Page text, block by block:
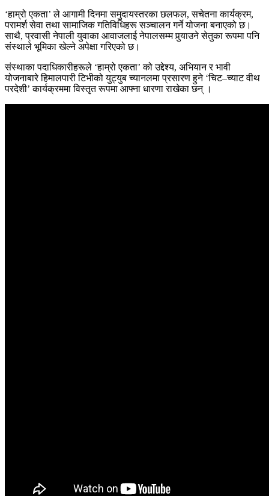
‘हाम्रो एकता’ ले आगामी दिनमा समुदायस्तरका छलफल, सचेतना कार्यक्रम,
परामर्श सेवा तथा सामाजिक गतिविधिहरू सञ्चालन गर्ने योजना बनाएको छ।
साथै, प्रवासी नेपाली युवाका आवाजलाई नेपालसम्म पुर्‍याउने सेतुका रूपमा पनि
संस्थाले भूमिका खेल्ने अपेक्षा गरिएको छ।
संस्थाका पदाधिकारीहरूले ‘हाम्रो एकता’ को उद्देश्य, अभियान र भावी
योजनाबारे हिमालपारी टिभीको युट्युब च्यानलमा प्रसारण हुने ‘चिट–च्याट वीथ
परदेशी’ कार्यक्रममा विस्तृत रूपमा आफ्ना धारणा राखेका छन् ।